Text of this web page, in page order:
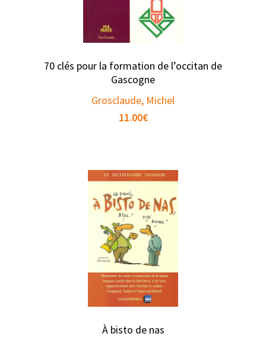
70 clés pour la formation de l’occitan de
Gascogne
Grosclaude, Michel
11.00€
À bisto de nas